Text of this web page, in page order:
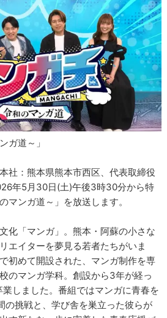
ガ道～」
社：熊本県熊本市西区、代表取締役
年5月30日(土)午後3時30分から特
マンガ道～」を放送します。
化「マンガ」。熊本・阿蘇の小さな
エイターを夢見る若者たちがいま
初めて開設された、マンガ制作を専
のマンガ学科。創設から3年が経っ
しました。番組ではマンガに青春を
の挑戦と、学び舎を巣立った彼らが